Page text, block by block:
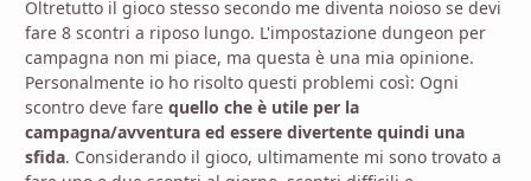
Oltretutto il gioco stesso secondo me diventa noioso se devi
fare 8 scontri a riposo lungo. L'impostazione dungeon per
campagna non mi piace, ma questa è una mia opinione.
Personalmente io ho risolto questi problemi così: Ogni
scontro deve fare quello che è utile per la
campagna/avventura ed essere divertente quindi una
sfida. Considerando il gioco, ultimamente mi sono trovato a